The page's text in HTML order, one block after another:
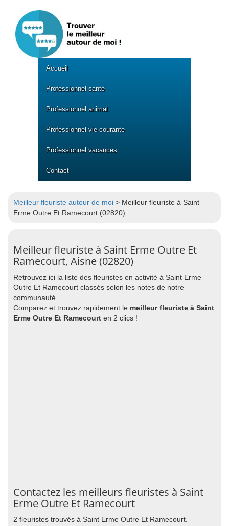
Accueil
Professionnel santé
Professionnel animal
Professionnel vie courante
Professionnel vacances
Contact
Meilleur fleuriste autour de moi > Meilleur fleuriste à Saint
Erme Outre Et Ramecourt (02820)
Meilleur fleuriste à Saint Erme Outre Et
Ramecourt, Aisne (02820)
Retrouvez ici la liste des fleuristes en activité à Saint Erme
Outre Et Ramecourt classés selon les notes de notre
communauté.
Comparez et trouvez rapidement le meilleur fleuriste à Saint
Erme Outre Et Ramecourt en 2 clics !
Contactez les meilleurs fleuristes à Saint
Erme Outre Et Ramecourt
2 fleuristes trouvés à Saint Erme Outre Et Ramecourt.